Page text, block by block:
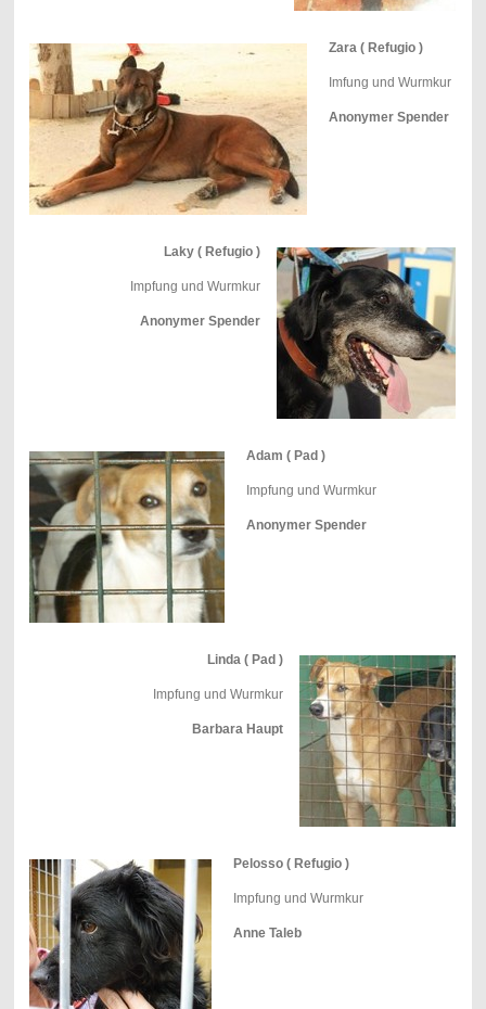
Zara ( Refugio )
Imfung und Wurmkur
Anonymer Spender
Laky ( Refugio )
Impfung und Wurmkur
Anonymer Spender
Adam ( Pad )
Impfung und Wurmkur
Anonymer Spender
Linda ( Pad )
Impfung und Wurmkur
Barbara Haupt
Pelosso ( Refugio )
Impfung und Wurmkur
Anne Taleb